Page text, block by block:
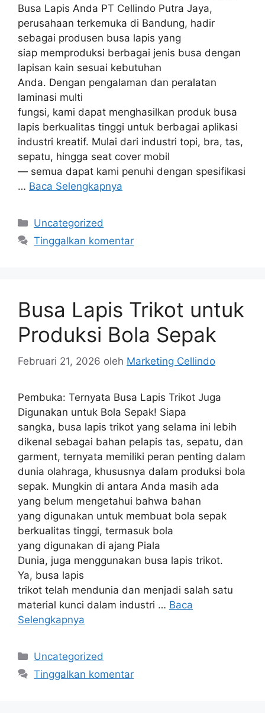
Busa Lapis Anda PT Cellindo Putra Jaya,
perusahaan terkemuka di Bandung, hadir
sebagai produsen busa lapis yang
siap memproduksi berbagai jenis busa dengan
lapisan kain sesuai kebutuhan
Anda. Dengan pengalaman dan peralatan
laminasi multi
fungsi, kami dapat menghasilkan produk busa
lapis berkualitas tinggi untuk berbagai aplikasi
industri kreatif. Mulai dari industri topi, bra, tas,
sepatu, hingga seat cover mobil
— semua dapat kami penuhi dengan spesifikasi
… Baca Selengkapnya
Kategori
Uncategorized
Tinggalkan komentar
Busa Lapis Trikot untuk
Produksi Bola Sepak
Februari 21, 2026 oleh Marketing Cellindo
Pembuka: Ternyata Busa Lapis Trikot Juga
Digunakan untuk Bola Sepak! Siapa
sangka, busa lapis trikot yang selama ini lebih
dikenal sebagai bahan pelapis tas, sepatu, dan
garment, ternyata memiliki peran penting dalam
dunia olahraga, khususnya dalam produksi bola
sepak. Mungkin di antara Anda masih ada
yang belum mengetahui bahwa bahan
yang digunakan untuk membuat bola sepak
berkualitas tinggi, termasuk bola
yang digunakan di ajang Piala
Dunia, juga menggunakan busa lapis trikot.
Ya, busa lapis
trikot telah mendunia dan menjadi salah satu
material kunci dalam industri … Baca
Selengkapnya
Kategori
Uncategorized
Tinggalkan komentar